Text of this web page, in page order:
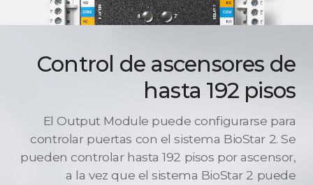
Control de ascensores de
hasta 192 pisos
El Output Module puede configurarse para
controlar puertas con el sistema BioStar 2. Se
pueden controlar hasta 192 pisos por ascensor,
a la vez que el sistema BioStar 2 puede